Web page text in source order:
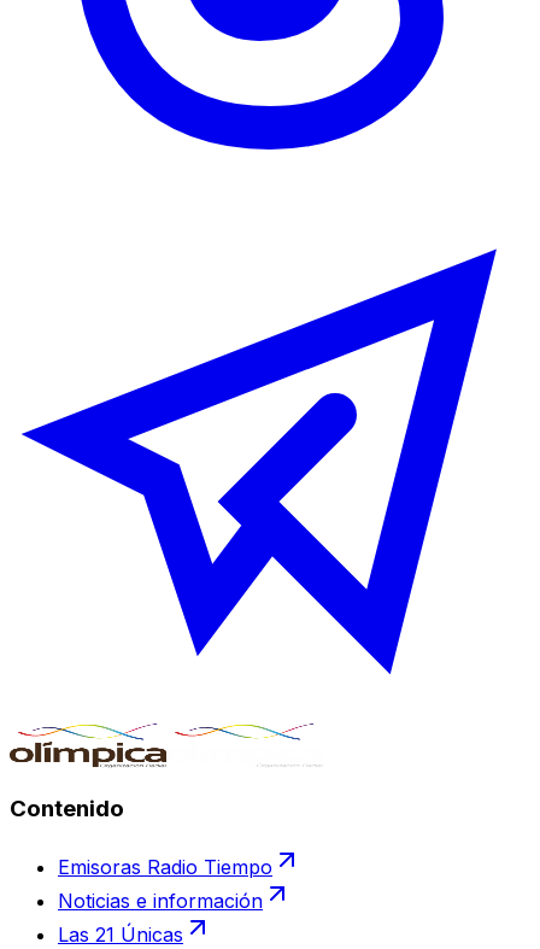
Contenido
Emisoras Radio Tiempo
Noticias e información
Las 21 Únicas